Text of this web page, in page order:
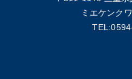
ミエケンク